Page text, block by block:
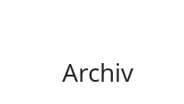
Archiv